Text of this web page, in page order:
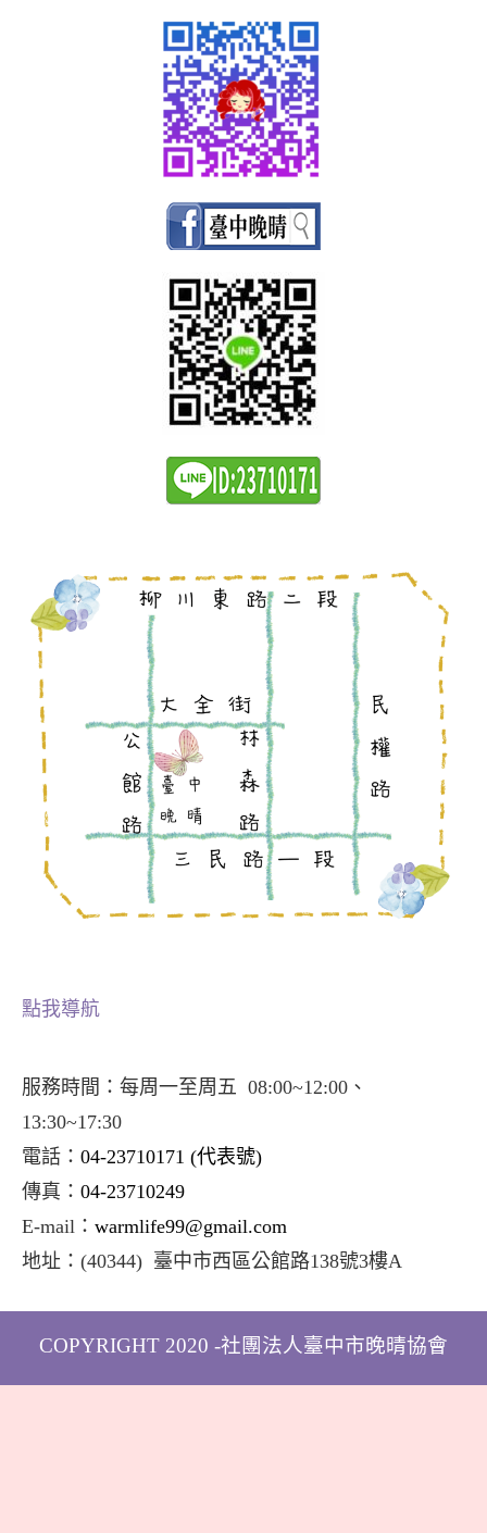
點我導航
服務時間：每周一至周五 08:00~12:00、
13:30~17:30
電話： 04-23710171 (代表號)
傳真： 04-23710249
E-mail： warmlife99@gmail.com
地址： (40344) 臺中市西區公館路138號3樓A
COPYRIGHT 2020 -社團法人臺中市晚晴協會